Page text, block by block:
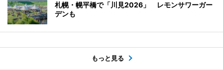
札幌・幌平橋で「川見2026」 レモンサワーガー
デンも
もっと見る